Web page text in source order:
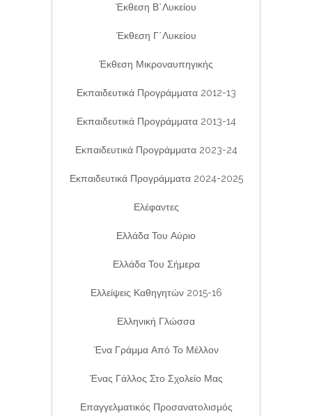
Έκθεση Β΄λυκείου
Έκθεση Γ΄λυκείου
Έκθεση Μικροναυπηγικής
Εκπαιδευτικά Προγράμματα 2012-13
Εκπαιδευτικά Προγράμματα 2013-14
Εκπαιδευτικά Προγράμματα 2023-24
Εκπαιδευτικά Προγράμματα 2024-2025
Ελέφαντες
Ελλάδα Του Αύριο
Ελλάδα Του Σήμερα
Ελλείψεις Καθηγητών 2015-16
Ελληνική Γλώσσα
Ένα Γράμμα Από Το Μέλλον
Ένας Γάλλος Στο Σχολείο Μας
Επαγγελματικός Προσανατολισμός